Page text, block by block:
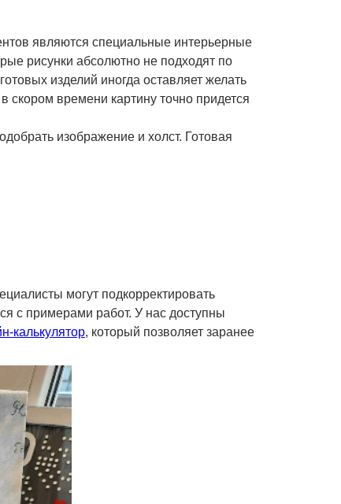
являются специальные интерьерные
рисунки абсолютно не подходят по
изделий иногда оставляет желать
скором времени картину точно придется
изображение и холст. Готовая
могут подкорректировать
с примерами работ. У нас доступны
калькулятор, который позволяет заранее